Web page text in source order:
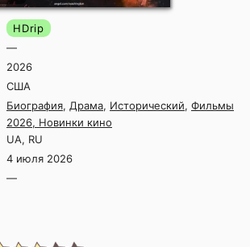
HDrip
—
2026
США
Биография, Драма, Исторический, Фильмы
2026, Новинки кино
UA, RU
4 июля 2026
—